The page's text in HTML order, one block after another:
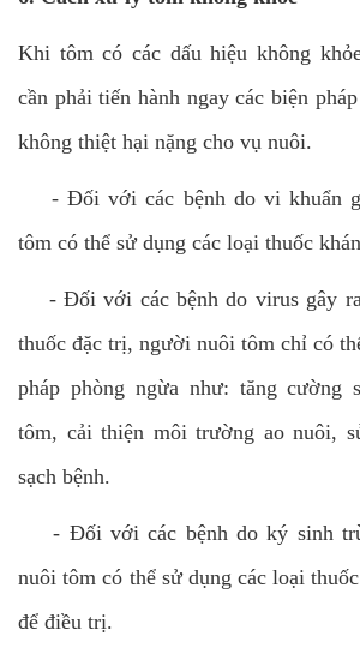
Khi tôm có các dấu hiệu không
cần phải tiến hành ngay các biện
không thiệt hại nặng cho vụ nuôi.
-Đối với các bệnh do vi khuẩn
tôm có thể sử dụng các loại thuốc
- Đối với các bệnh do virus gây
thuốc đặc trị, người nuôi tôm chỉ có
pháp phòng ngừa như: tăng cường
tôm, cải thiện môi trường ao nuôi,
sạch bệnh.
- Đối với các bệnh do ký sinh
nuôi tôm có thể sử dụng các loại
để điều trị.